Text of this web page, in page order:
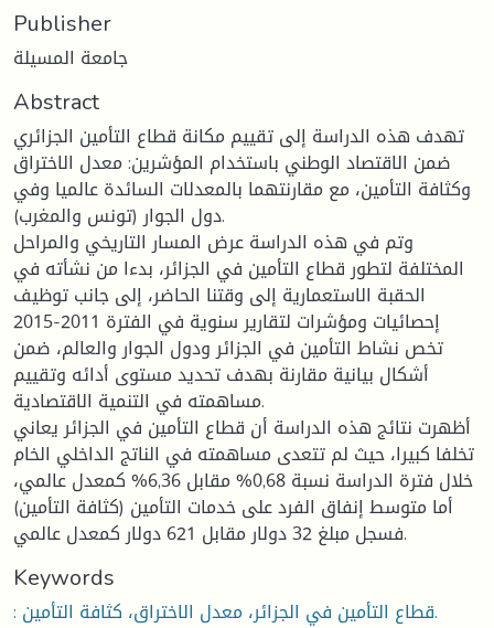
Publisher
جامعة المسيلة
Abstract
تهدف هذه الدراسة إلى تقييم مكانة قطاع التأمين الجزائري
ضمن الاقتصاد الوطني باستخدام المؤشرين: معدل الاختراق
وكثافة التأمين، مع مقارنتهما بالمعدلات السائدة عالميا وفي
دول الجوار (تونس والمغرب).
وتم في هذه الدراسة عرض المسار التاريخي والمراحل
المختلفة لتطور قطاع التأمين في الجزائر، بدءا من نشأته في
الحقبة الاستعمارية إلى وقتنا الحاضر، إلى جانب توظيف
إحصائيات ومؤشرات لتقارير سنوية في الفترة 2011-2015
تخص نشاط التأمين في الجزائر ودول الجوار والعالم، ضمن
أشكال بيانية مقارنة بهدف تحديد مستوى أدائه وتقييم
مساهمته في التنمية الاقتصادية.
أظهرت نتائج هذه الدراسة أن قطاع التأمين في الجزائر يعاني
تخلفا كبيرا، حيث لم تتعدى مساهمته في الناتج الداخلي الخام
خلال فترة الدراسة نسبة 0,68% مقابل 6,36% كمعدل عالمي،
أما متوسط إنفاق الفرد على خدمات التأمين (كثافة التأمين)
فسجل مبلغ 32 دولار مقابل 621 دولار كمعدل عالمي.
Keywords
: قطاع التأمين في الجزائر، معدل الاختراق، كثافة التأمين.